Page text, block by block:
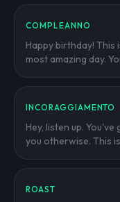
COMPLEANNO
Happy birthday! This
most amazing day.
INCORAGGIAMENTO
Hey, listen up.
you otherwise. This
ROAST